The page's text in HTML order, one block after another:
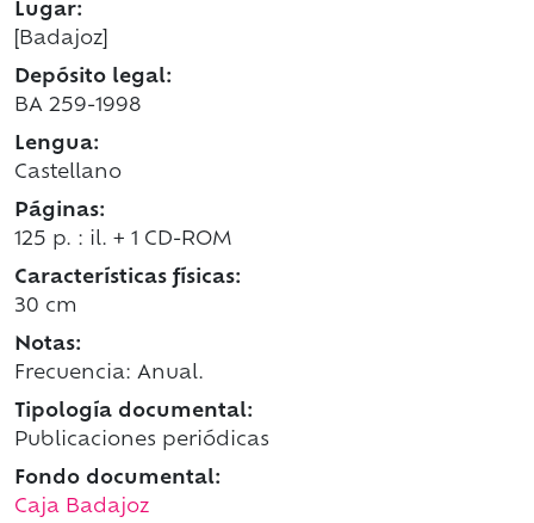
Lugar:
[Badajoz]
Depósito legal:
BA 259-1998
Lengua:
Castellano
Páginas:
125 p. : il. + 1 CD-ROM
Características físicas:
30 cm
Notas:
Frecuencia: Anual.
Tipología documental:
Publicaciones periódicas
Fondo documental:
Caja Badajoz